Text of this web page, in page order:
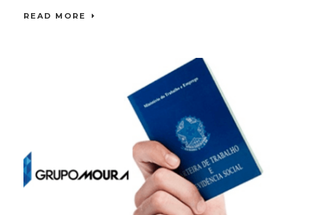
READ MORE